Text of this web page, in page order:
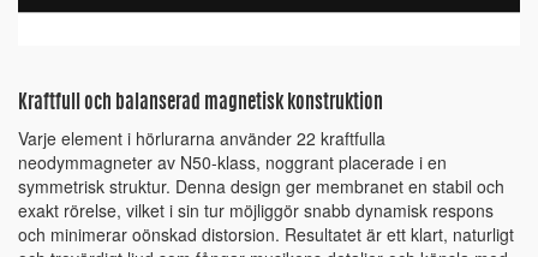
Kraftfull och balanserad magnetisk konstruktion
Varje element i hörlurarna använder 22 kraftfulla
neodymmagneter av N50-klass, noggrant placerade i en
symmetrisk struktur. Denna design ger membranet en stabil och
exakt rörelse, vilket i sin tur möjliggör snabb dynamisk respons
och minimerar oönskad distorsion. Resultatet är ett klart, naturligt